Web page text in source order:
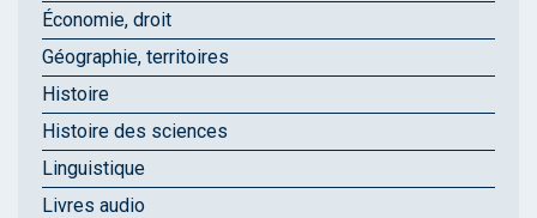
Économie, droit
Géographie, territoires
Histoire
Histoire des sciences
Linguistique
Livres audio